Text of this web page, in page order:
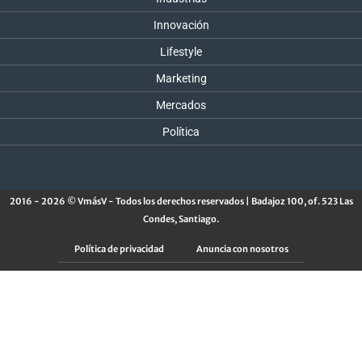
Innovación
Lifestyle
Marketing
Mercados
Política
2016 - 2026 © VmásV - Todos los derechos reservados | Badajoz 100, of. 523 Las
Condes, Santiago.
Política de privacidad Anuncia con nosotros